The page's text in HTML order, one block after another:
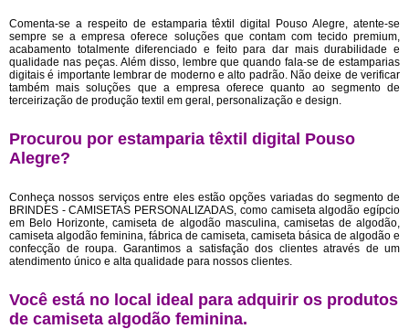
Comenta-se a respeito de estamparia têxtil digital Pouso Alegre, atente-se
sempre se a empresa oferece soluções que contam com tecido premium,
acabamento totalmente diferenciado e feito para dar mais durabilidade e
qualidade nas peças. Além disso, lembre que quando fala-se de estamparias
digitais é importante lembrar de moderno e alto padrão. Não deixe de verificar
também mais soluções que a empresa oferece quanto ao segmento de
terceirização de produção textil em geral, personalização e design.
Procurou por estamparia têxtil digital Pouso
Alegre?
Conheça nossos serviços entre eles estão opções variadas do segmento de
BRINDES - CAMISETAS PERSONALIZADAS, como camiseta algodão egípcio
em Belo Horizonte, camiseta de algodão masculina, camisetas de algodão,
camiseta algodão feminina, fábrica de camiseta, camiseta básica de algodão e
confecção de roupa. Garantimos a satisfação dos clientes através de um
atendimento único e alta qualidade para nossos clientes.
Você está no local ideal para adquirir os produtos
de camiseta algodão feminina.